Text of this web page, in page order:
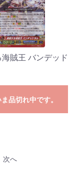
賊王 バンデッド
品切れ中です。
次へ